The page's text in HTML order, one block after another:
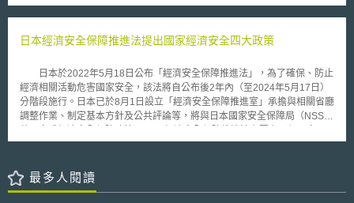
約束力的決定，違反規定者將會被裁處1000萬澳元的罰款。 此草案公
議會通過後正式生效。由ACCC負責執行並管理該準則，而新聞媒體業者的
Authority)認定之。
有關，外流可能影響國家及國民安全之重要資訊，並同時促進此類資訊之利
資訊，如與關鍵基礎設施、關鍵原物料相關，外洩可能影響經濟安全之資訊
定民間業者提供經安資訊： 1.其他行政機關：有利用經安資訊之必要時。 2.
立法機關及司法機關：提供資訊對經濟安全不會有顯著影響時。 3.特定民間
業者：為促進有助於經濟安全保障之行為，必要時得依契約向符合保安基準
之業者提供經安資訊。 此外，經安資訊保護法進一步規定近用、處理經安
資訊者，須通過適格性評價（適性評価），評價重點包括當事人犯罪紀錄、
日本經濟安全保障推進法提出國家經濟安全四大政策
日本於2022年5月18日公布「經濟安全保障推進法」，為了確保、防止
經濟相關活動危害國家安全，該法將自公布後2年內（至2024年5月17日）
分階段施行。日本已於8月1日設立「經濟安全保障推進室」承擔與相關省廳
調整作業、制定基本方針及公共評論等，將與日本國家安全保障局（NSS）
一、確保重要物資安定供給（該法第2章）。 二、提供安全基礎設
四、專利申請的非公開制度（該法第5章）。 首先就重要物資部
分，明定須符合國民生存不可或缺、過分依賴海外支援、若停止出口等原因
最多人閱讀